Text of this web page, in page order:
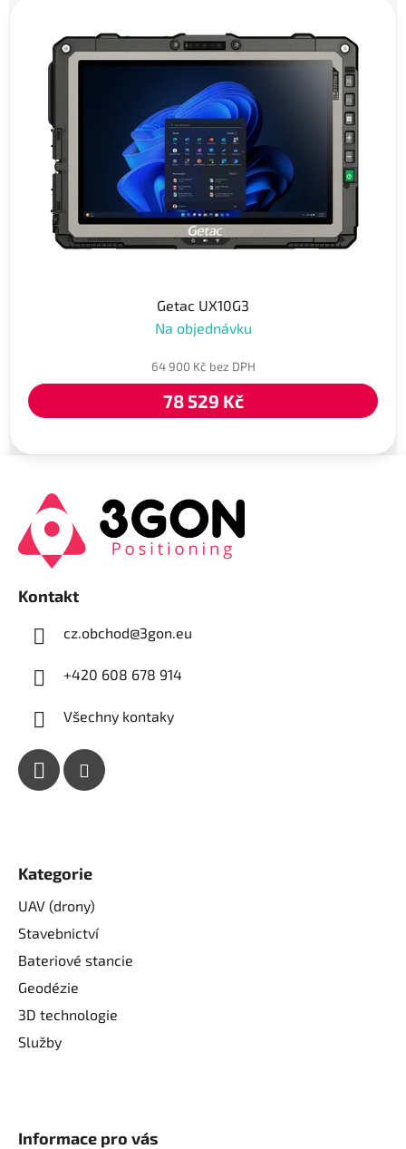
Getac UX10G3
Na objednávku
64 900 Kč bez DPH
78 529 Kč
Kontakt
cz.obchod@3gon.eu
+420 608 678 914
Všechny kontaky
Kategorie
UAV (drony)
Stavebnictví
Bateriové stancie
Geodézie
3D technologie
Služby
Informace pro vás